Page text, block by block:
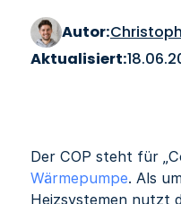
Autor:
Aktualisiert:
Der COP steht für
Wärmepumpe. Als
Heizsystemen nutzt